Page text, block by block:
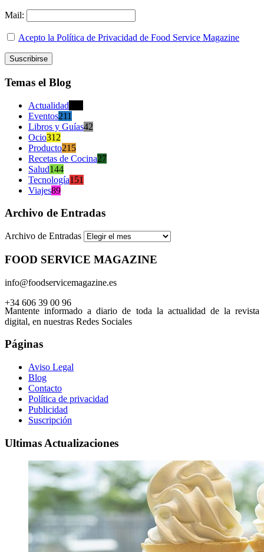
Mail:
Acepto la Política de Privacidad de Food Service Magazine
Temas el Blog
Actualidad
Eventos211
Libros y Guías42
Ocio312
Producto215
Recetas de Cocina27
Salud144
Tecnología151
Viajes89
Archivo de Entradas
Archivo de Entradas
FOOD SERVICE MAGAZINE
info@foodservicemagazine.es
+34 606 39 00 96
Mantente informado a diario de toda la actualidad de la revista
digital, en nuestras Redes Sociales
Páginas
Aviso Legal
Blog
Contacto
Política de privacidad
Publicidad
Suscripción
Ultimas Actualizaciones